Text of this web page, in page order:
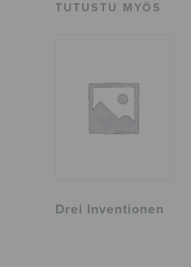
TUTUSTU MYÖS
Drei Inventionen